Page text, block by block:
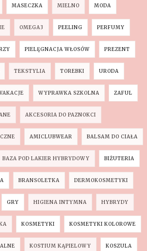
MASECZKA MIELNO MODA
OMEGA3 PEELING PERFUMY
PIELĘGNACJA WŁOSÓW PREZENT
TEKSTYLIA TOREBKI URODA
WYPRAWKA SZKOLNA ZAFUL
AKCESORIA DO PAZNOKCI
AMICLUBWEAR BALSAM DO CIAŁA
BAZA POD LAKIER HYBRYDOWY BIŻUTERIA
BRANSOLETKA DERMOKOSMETYKI
GRY HIGIENA INTYMNA HYBRYDY
KOSMETYKI KOSMETYKI KOLOROWE
KOSTIUM KĄPIELOWY KOSZULA